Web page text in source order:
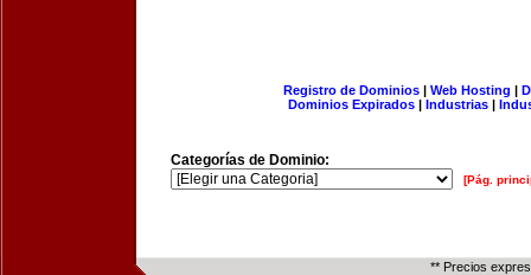
Registro de Dominios| Web Hosting |
Dominios Expirados | Industrias |
Categorías de Dominio:
[Pág.
** Precios